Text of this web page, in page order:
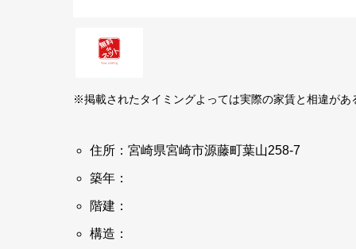
※掲載されたタイミングよっては実際の家賃と相違が
住所：宮崎県宮崎市源藤町葉山258-7
築年：
階建：
構造：